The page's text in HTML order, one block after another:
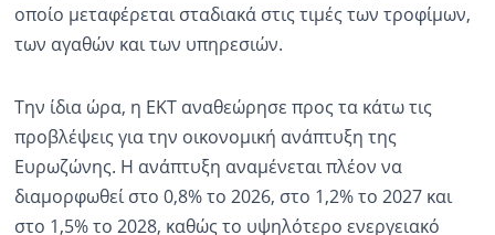
οποίο μεταφέρεται σταδιακά στις τιμές των τροφίμων,
των αγαθών και των υπηρεσιών.
Την ίδια ώρα, η ΕΚΤ αναθεώρησε προς τα κάτω τις
προβλέψεις για την οικονομική ανάπτυξη της
Ευρωζώνης. Η ανάπτυξη αναμένεται πλέον να
διαμορφωθεί στο 0,8% το 2026, στο 1,2% το 2027 και
στο 1,5% το 2028, καθώς το υψηλότερο ενεργειακό